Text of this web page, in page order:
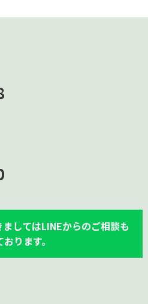
してはLINEからのご相談も
ります。